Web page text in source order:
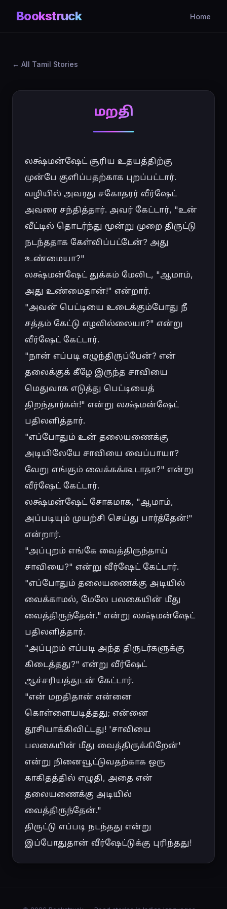
Bookstruck Home
All Tamil Stories
மறதி
லக்ஷ்மன்ஷேட் சூரிய உதயத்திற்கு
முன்பே குளிப்பதற்காக புறப்பட்டார்.
வழியில் அவரது சகோதரர் வீர்ஷேட்
அவரை சந்தித்தார். அவர் கேட்டார், "உன்
வீட்டில் தொடர்ந்து மூன்று முறை திருட்டு
நடந்ததாக கேள்விப்பட்டேன்? அது
உண்மையா?"
லக்ஷ்மன்ஷேட் துக்கம் மேலிட, "ஆமாம்,
அது உண்மைதான்!" என்றார்.
"அவன் பெட்டியை உடைக்கும்போது நீ
சத்தம் கேட்டு எழவில்லையா?" என்று
வீர்ஷேட் கேட்டார்.
"நான் எப்படி எழுந்திருப்பேன்? என்
தலைக்குக் கீழே இருந்த சாவியை
மெதுவாக எடுத்து பெட்டியைத்
திறந்தார்கள்!" என்று லக்ஷ்மன்ஷேட்
பதிலளித்தார்.
"எப்போதும் உன் தலையணைக்கு
அடியிலேயே சாவியை வைப்பாயா?
வேறு எங்கும் வைக்கக்கூடாதா?" என்று
வீர்ஷேட் கேட்டார்.
லக்ஷ்மன்ஷேட் சோகமாக, "ஆமாம்,
அப்படியும் முயற்சி செய்து பார்த்தேன்!"
என்றார்.
"அப்புறம் எங்கே வைத்திருந்தாய்
சாவியை?" என்று வீர்ஷேட் கேட்டார்.
"எப்போதும் தலையணைக்கு அடியில்
வைக்காமல், மேலே பலகையின் மீது
வைத்திருந்தேன்." என்று லக்ஷ்மன்ஷேட்
பதிலளித்தார்.
"அப்புறம் எப்படி அந்த திருடர்களுக்கு
கிடைத்தது?" என்று வீர்ஷேட்
ஆச்சரியத்துடன் கேட்டார்.
"என் மறதிதான் என்னை
கொள்ளையடித்தது; என்னை
தூசியாக்கிவிட்டது! 'சாவியை
பலகையின் மீது வைத்திருக்கிறேன்'
என்று நினைவூட்டுவதற்காக ஒரு
காகிதத்தில் எழுதி, அதை என்
தலையணைக்கு அடியில்
வைத்திருந்தேன்."
திருட்டு எப்படி நடந்தது என்று
இப்போதுதான் வீர்ஷேட்டுக்கு புரிந்தது!